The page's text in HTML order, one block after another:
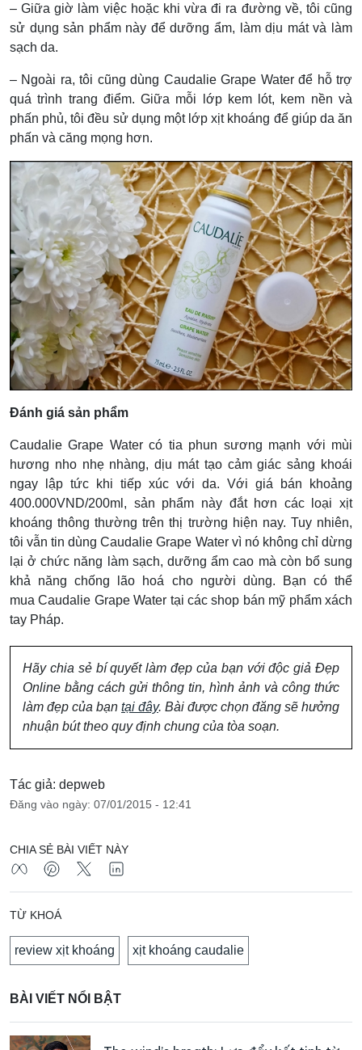
– Giữa giờ làm việc hoặc khi vừa đi ra đường về, tôi cũng
sử dụng sản phẩm này để dưỡng ẩm, làm dịu mát và làm
sạch da.
– Ngoài ra, tôi cũng dùng Caudalie Grape Water để hỗ trợ
quá trình trang điểm. Giữa mỗi lớp kem lót, kem nền và
phấn phủ, tôi đều sử dụng một lớp xịt khoáng để giúp da ăn
phấn và căng mọng hơn.
Đánh giá sản phẩm
Caudalie Grape Water có tia phun sương mạnh với mùi
hương nho nhẹ nhàng, dịu mát tạo cảm giác sảng khoái
ngay lập tức khi tiếp xúc với da. Với giá bán khoảng
400.000VND/200ml, sản phẩm này đắt hơn các loại xịt
khoáng thông thường trên thị trường hiện nay. Tuy nhiên,
tôi vẫn tin dùng Caudalie Grape Water vì nó không chỉ dừng
lại ở chức năng làm sạch, dưỡng ẩm cao mà còn bổ sung
khả năng chống lão hoá cho người dùng. Bạn có thể
mua Caudalie Grape Water tại các shop bán mỹ phẩm xách
tay Pháp.
Hãy chia sẻ bí quyết làm đẹp của bạn với độc giả Đẹp
Online bằng cách gửi thông tin, hình ảnh và công thức
làm đẹp của bạn tại đây. Bài được chọn đăng sẽ hưởng
nhuận bút theo quy định chung của tòa soạn.
Tác giả: depweb
Đăng vào ngày: 07/01/2015 - 12:41
CHIA SẺ BÀI VIẾT NÀY
TỪ KHOÁ
review xịt khoáng xịt khoáng caudalie
BÀI VIẾT NỔI BẬT